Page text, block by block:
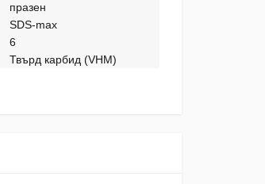
празен
SDS-max
6
Твърд карбид (VHM)